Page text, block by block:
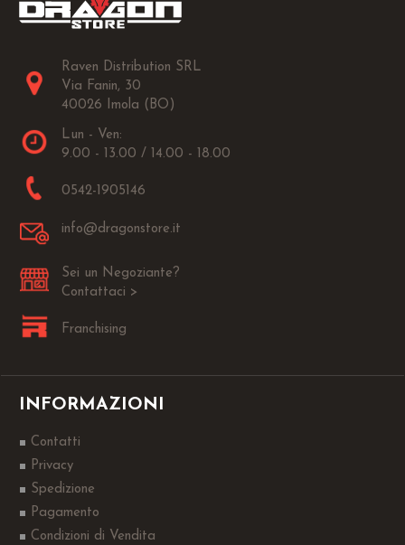
Raven Distribution SRL
Via Fanin, 30
40026 Imola (BO)
Lun - Ven:
9.00 - 13.00 / 14.00 - 18.00
0542-1905146
info@dragonstore.it
Sei un Negoziante?
Contattaci >
Franchising
INFORMAZIONI
Contatti
Privacy
Spedizione
Pagamento
Condizioni di Vendita